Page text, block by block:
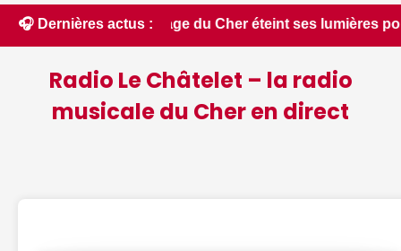
🎧 Dernières actus :
village du Cher éteint ses lumières pour un
Radio Le Châtelet – la radio
musicale du Cher en direct